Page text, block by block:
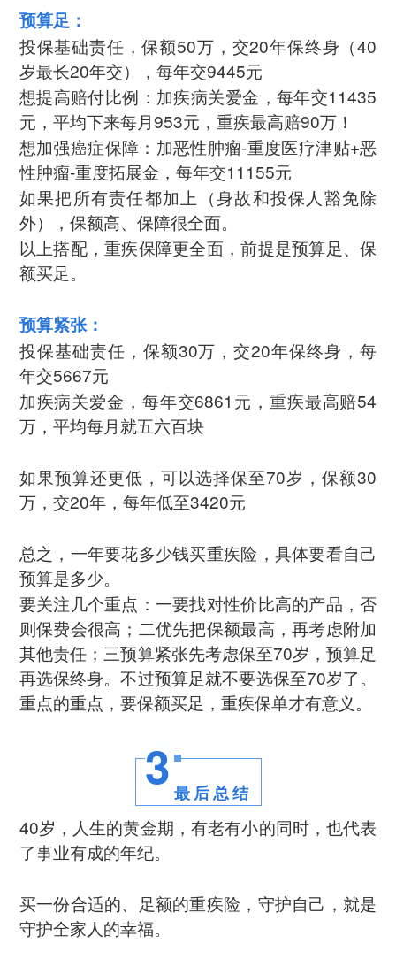
预算足：
投保基础责任，保额50万，交20年保终身（40
岁最长20年交），每年交9445元
想提高赔付比例：加疾病关爱金，每年交11435
元，平均下来每月953元，重疾最高赔90万！
想加强癌症保障：加恶性肿瘤-重度医疗津贴+恶
性肿瘤-重度拓展金，每年交11155元
如果把所有责任都加上（身故和投保人豁免除
外），保额高、保障很全面。
以上搭配，重疾保障更全面，前提是预算足、保
额买足。
预算紧张：
投保基础责任，保额30万，交20年保终身，每
年交5667元
加疾病关爱金，每年交6861元，重疾最高赔54
万，平均每月就五六百块
如果预算还更低，可以选择保至70岁，保额30
万，交20年，每年低至3420元
总之，一年要花多少钱买重疾险，具体要看自己
预算是多少。
要关注几个重点：一要找对性价比高的产品，否
则保费会很高；二优先把保额最高，再考虑附加
其他责任；三预算紧张先考虑保至70岁，预算足
再选保终身。不过预算足就不要选保至70岁了。
重点的重点，要保额买足，重疾保单才有意义。
3 最后总结
40岁，人生的黄金期，有老有小的同时，也代表
了事业有成的年纪。
买一份合适的、足额的重疾险，守护自己，就是
守护全家人的幸福。